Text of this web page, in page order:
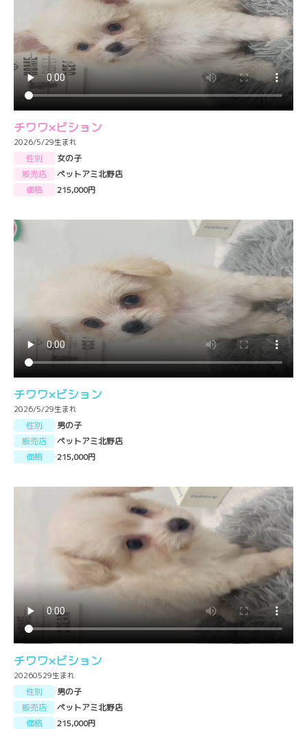
チワワ×ビション
2026/5/29生まれ
性別
女の子
販売店
ペットアミ北野店
価格
215,000円
チワワ×ビション
2026/5/29生まれ
性別
男の子
販売店
ペットアミ北野店
価格
215,000円
チワワ×ビション
20260529生まれ
性別
男の子
販売店
ペットアミ北野店
価格
215,000円